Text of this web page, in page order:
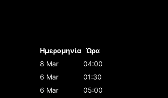
Ημερομηνία Ώρα
8 Mar
04:00
6 Mar
01:30
6 Mar
05:00